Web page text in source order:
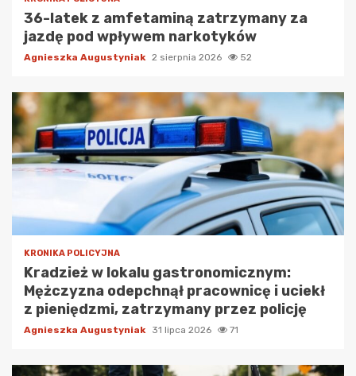
36-latek z amfetaminą zatrzymany za
jazdę pod wpływem narkotyków
Agnieszka Augustyniak 2 sierpnia 2026 52
KRONIKA POLICYJNA
Kradzież w lokalu gastronomicznym:
Mężczyzna odepchnął pracownicę i uciekł
z pieniędzmi, zatrzymany przez policję
Agnieszka Augustyniak 31 lipca 2026 71